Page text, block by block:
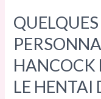
HANCOCK
LE HENTAI
QUELQUES
RÉFLEXIONS
SUR
LE
PERSONNAGE